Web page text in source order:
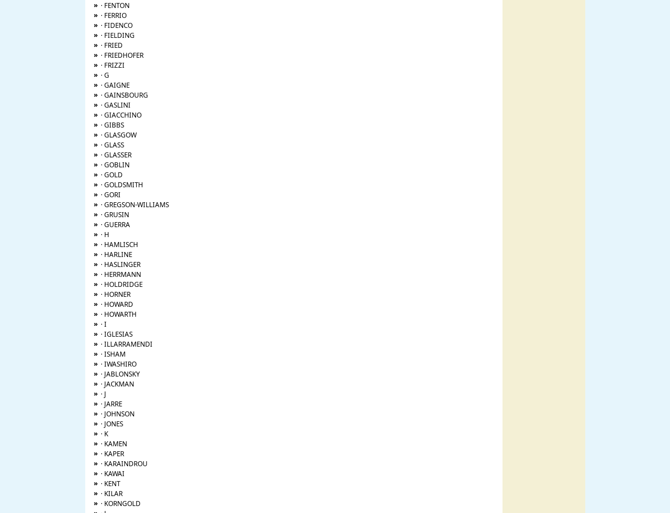
» · FENTON
» · FERRIO
» · FIDENCO
» · FIELDING
» · FRIED
» · FRIEDHOFER
» · FRIZZI
» · G
» · GAIGNE
» · GAINSBOURG
» · GASLINI
» · GIACCHINO
» · GIBBS
» · GLASGOW
» · GLASS
» · GLASSER
» · GOBLIN
» · GOLD
» · GOLDSMITH
» · GORI
» · GREGSON-WILLIAMS
» · GRUSIN
» · GUERRA
» · H
» · HAMLISCH
» · HARLINE
» · HASLINGER
» · HERRMANN
» · HOLDRIDGE
» · HORNER
» · HOWARD
» · HOWARTH
» · I
» · IGLESIAS
» · ILLARRAMENDI
» · ISHAM
» · IWASHIRO
» · JABLONSKY
» · JACKMAN
» · J
» · JARRE
» · JOHNSON
» · JONES
» · K
» · KAMEN
» · KAPER
» · KARAINDROU
» · KAWAI
» · KENT
» · KILAR
» · KORNGOLD